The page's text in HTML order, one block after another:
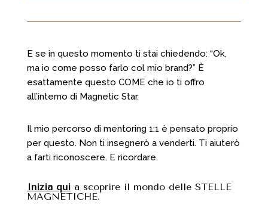
E se in questo momento ti stai chiedendo: “Ok,
ma io come posso farlo col mio brand?” È
esattamente questo COME che io ti offro
all’interno di Magnetic Star.
Il mio percorso di mentoring 1:1 è pensato proprio
per questo. Non ti insegnerò a venderti. Ti aiuterò
a farti riconoscere. E ricordare.
Inizia quia scoprire il mondo delle STELLE
MAGNETICHE.